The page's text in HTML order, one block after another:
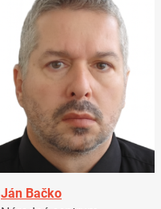
Ján Bačko